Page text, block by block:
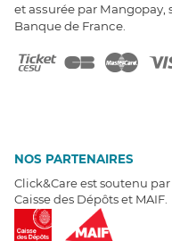
et assurée par
Banque de France.
NOS PARTENAIRES
Click&Care est soutenu
Caisse des Dépôts et MAIF.